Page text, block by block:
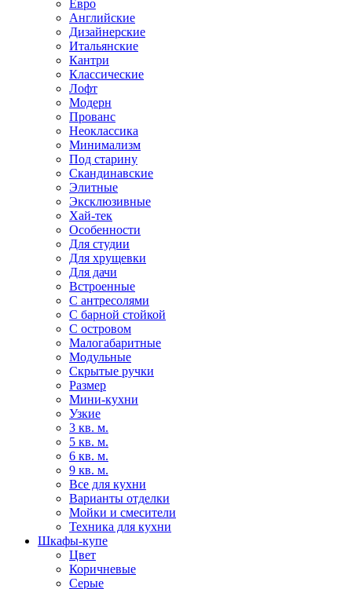
Евро
Английские
Дизайнерские
Итальянские
Кантри
Классические
Лофт
Модерн
Прованс
Неоклассика
Минимализм
Под старину
Скандинавские
Элитные
Эксклюзивные
Хай-тек
Особенности
Для студии
Для хрущевки
Для дачи
Встроенные
С антресолями
С барной стойкой
С островом
Малогабаритные
Модульные
Скрытые ручки
Размер
Мини-кухни
Узкие
3 кв. м.
5 кв. м.
6 кв. м.
9 кв. м.
Все для кухни
Варианты отделки
Мойки и смесители
Техника для кухни
Шкафы-купе
Цвет
Коричневые
Серые